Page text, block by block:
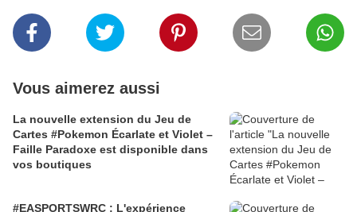
Vous aimerez aussi
La nouvelle extension du Jeu de
Cartes #Pokemon Écarlate et Violet –
Faille Paradoxe est disponible dans
vos boutiques
#EASPORTSWRC : L'expérience